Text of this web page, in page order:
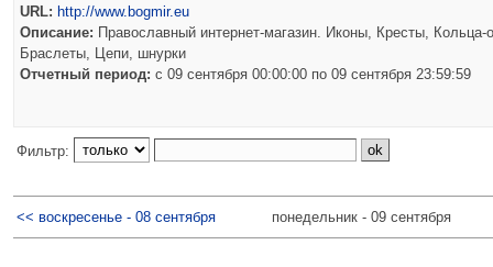
URL: http://www.bogmir.eu
Описание: Православный интернет-магазин. Иконы, Кресты, Кольца-
Браслеты, Цепи, шнурки
Отчетный период: c 09 сентября 00:00:00 по 09 сентября 23:59:59
Фильтр:
<< воскресенье - 08 сентября понедельник - 09 сентября